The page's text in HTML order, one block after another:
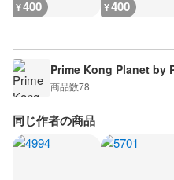
¥400 ¥400
Prime Kong Planet by
商品数78
同じ作者の商品